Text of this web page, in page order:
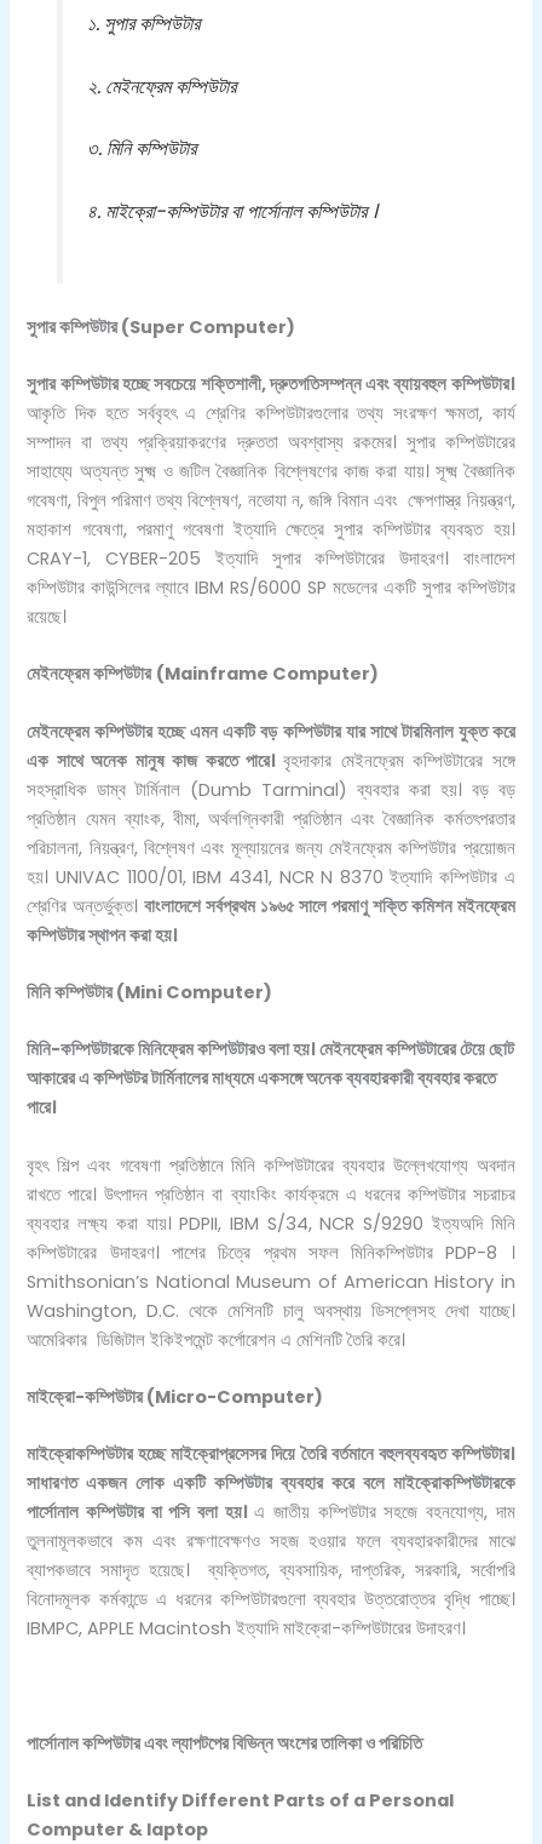
১. সুপার কম্পিউটার
২. মেইনফ্রেম কম্পিউটার
৩. মিনি কম্পিউটার
৪. মাইক্রো-কম্পিউটার বা পার্সোনাল কম্পিউটার ।
সুপার কম্পিউটার (Super Computer)
সুপার কম্পিউটার হচ্ছে সবচেয়ে শক্তিশালী, দ্রুতগতিসম্পন্ন এবং ব্যায়বহুল কম্পিউটার।
আকৃতি দিক হতে সর্ববৃহৎ এ শ্রেণির কম্পিউটারগুলোর তথ্য সংরক্ষণ ক্ষমতা, কার্য
সম্পাদন বা তথ্য প্রক্রিয়াকরণের দ্রুততা অবশ্বাস্য রকমের। সুপার কম্পিউটারের
সাহায্যে অত্যন্ত সুক্ষ্ম ও জটিল বৈজ্ঞানিক বিশ্লেষণের কাজ করা যায়। সূক্ষ্ম বৈজ্ঞানিক
গবেষণা, বিপুল পরিমাণ তথ্য বিশ্লেষণ, নভোযা ন, জঙ্গি বিমান এবং ক্ষেপণাস্ত্র নিয়ন্ত্রণ,
মহাকাশ গবেষণা, পরমাণু গবেষণা ইত্যাদি ক্ষেত্রে সুপার কম্পিউটার ব্যবহৃত হয়।
CRAY-1, CYBER-205 ইত্যাদি সুপার কম্পিউটারের উদাহরণ। বাংলাদেশ
কম্পিউটার কাউন্সিলের ল্যাবে IBM RS/6000 SP মডেলের একটি সুপার কম্পিউটার
রয়েছে।
মেইনফ্রেম কম্পিউটার (Mainframe Computer)
মেইনফ্রেম কম্পিউটার হচ্ছে এমন একটি বড় কম্পিউটার যার সাথে টারমিনাল যুক্ত করে
এক সাথে অনেক মানুষ কাজ করতে পারে।বৃহদাকার মেইনফ্রেম কম্পিউটারের সঙ্গে
সহস্রাধিক ডাম্ব টার্মিনাল (Dumb Tarminal) ব্যবহার করা হয়। বড় বড়
প্রতিষ্ঠান যেমন ব্যাংক, বীমা, অর্থলগ্নিকারী প্রতিষ্ঠান এবং বৈজ্ঞানিক কর্মতৎপরতার
পরিচালনা, নিয়ন্ত্রণ, বিশ্লেষণ এবং মূল্যায়নের জন্য মেইনফ্রেম কম্পিউটার প্রয়োজন
হয়। UNIVAC 1100/01, IBM 4341, NCR N 8370 ইত্যাদি কম্পিউটার এ
শ্রেণির অন্তর্ভুক্ত।বাংলাদেশে সর্বপ্রথম ১৯৬৫ সালে পরমাণু শক্তি কমিশন মইনফ্রেম
কম্পিউটার স্থাপন করা হয়।
মিনি কম্পিউটার (Mini Computer)
মিনি-কম্পিউটারকে মিনিফ্রেম কম্পিউটারও বলা হয়। মেইনফ্রেম কম্পিউটারের টেয়ে ছোট
আকারের এ কম্পিউটর টার্মিনালের মাধ্যমে একসঙ্গে অনেক ব্যবহারকারী ব্যবহার করতে
পারে।
বৃহৎ শিল্প এবং গবেষণা প্রতিষ্ঠানে মিনি কম্পিউটারের ব্যবহার উল্লেখযোগ্য অবদান
রাখতে পারে। উৎপাদন প্রতিষ্ঠান বা ব্যাংকিং কার্যক্রমে এ ধরনের কম্পিউটার সচরাচর
ব্যবহার লক্ষ্য করা যায়। PDPII, IBM S/34, NCR S/9290 ইত্যঅদি মিনি
কম্পিউটারের উদাহরণ। পাশের চিত্রে প্রথম সফল মিনিকম্পিউটার PDP-8 ।
Smithsonian’s National Museum of American History in
Washington, D.C. থেকে মেশিনটি চালু অবস্থায় ডিসপ্লেসহ দেখা যাচ্ছে।
আমেরিকার ডিজিটাল ইকিইপমেন্ট কর্পোরেশন এ মেশিনটি তৈরি করে।
মাইক্রো-কম্পিউটার(Micro-Computer)
মাইক্রোকম্পিউটার হচ্ছে মাইক্রোপ্রসেসর দিয়ে তৈরি বর্তমানে বহুলব্যবহৃত কম্পিউটার।
সাধারণত একজন লোক একটি কম্পিউটার ব্যবহার করে বলে মাইক্রোকম্পিউটারকে
পার্সোনাল কম্পিউটার বা পসি বলা হয়।এ জাতীয় কম্পিউটার সহজে বহনযোগ্য, দাম
তুলনামূলকভাবে কম এবং রক্ষণাবেক্ষণও সহজ হওয়ার ফলে ব্যবহারকারীদের মাঝে
ব্যাপকভাবে সমাদৃত হয়েছে। ব্যক্তিগত, ব্যবসায়িক, দাপ্তরিক, সরকারি, সর্বোপরি
বিনোদমূলক কর্মকান্ডে এ ধরনের কম্পিউটারগুলো ব্যবহার উত্তরোত্তর বৃদ্ধি পাচ্ছে।
IBMPC, APPLE Macintosh ইত্যাদি মাইক্রো-কম্পিউটারের উদাহরণ।
পার্সোনাল কম্পিউটার এবং ল্যাপটপের বিভিন্ন অংশের তালিকা ও পরিচিতি
List and Identify Different Parts of a Personal
Computer & laptop